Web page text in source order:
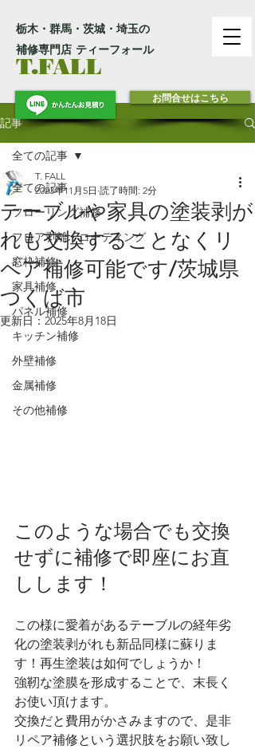
栃木・群馬・茨城・埼玉の
補修専門店 ティーフォール
T.FALL
お問合せはこちら
記事
全ての記事
フローリング補修
フロア剥離・コーティング
窓枠補修
家具補修
パネル補修
キッチン補修
外壁補修
金属補修
その他補修
全ての記事
テーブルや家具の塗装剥が
れも交換することなくリ
ペア補修可能です/茨城県
つくば市
T. FALL
2023年11月5日 読了時間: 2分
更新日： 2025年8月18日
このような場合でも交換
せずに補修で即座にお直
しします！
この様に愛着があるテーブルの経年劣
化の塗装剥がれも新品同様に蘇りま
す！再生塗装は如何でしょうか！
強靭な塗膜を形成することで、末長く
お使い頂けます。
交換だと費用がかさみますので、是非
リペア補修という選択肢をお願い致し